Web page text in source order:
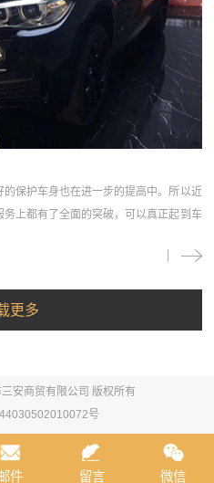
保护车身也在进一步的提高中。所以近
上都有了全面的突破，可以真正起到车
安商贸有限公司 版权所有
号
件 留言 微信